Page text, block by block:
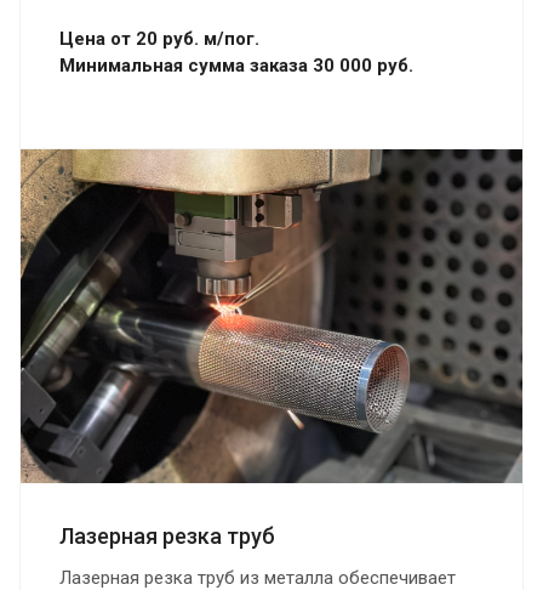
Цена от 20 руб. м/пог.
Минимальная сумма заказа 30 000 руб.
Лазерная резка труб
Лазерная резка труб из металла обеспечивает